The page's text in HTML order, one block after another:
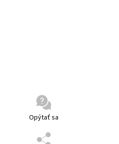
Opýtať sa